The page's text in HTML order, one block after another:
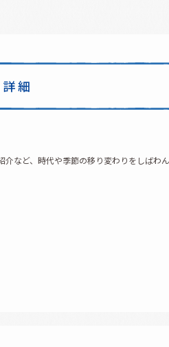
細
など、時代や季節の移り変わりをしばわ